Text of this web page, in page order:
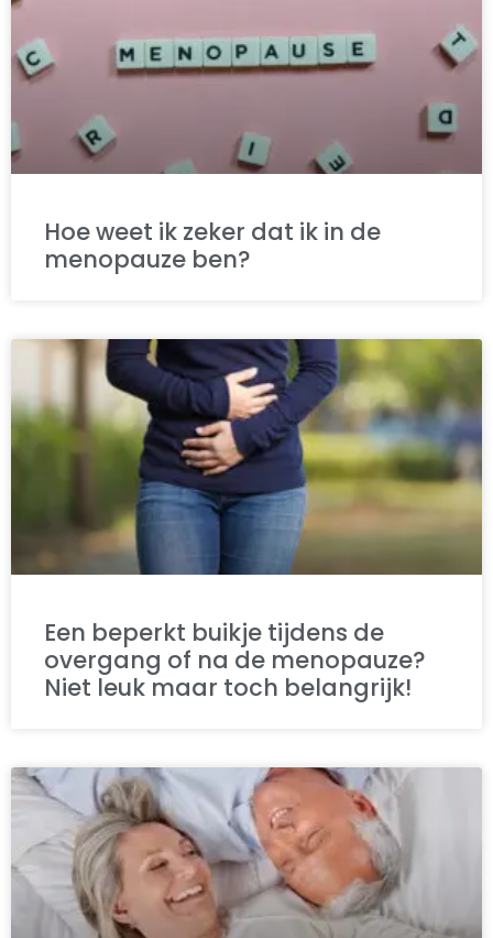
Hoe weet ik zeker dat ik in de
menopauze ben?
Een beperkt buikje tijdens de
overgang of na de menopauze?
Niet leuk maar toch belangrijk!